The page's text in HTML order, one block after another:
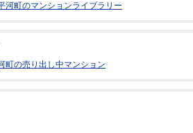
河町のマンションライブラリー
町の売り出し中マンション